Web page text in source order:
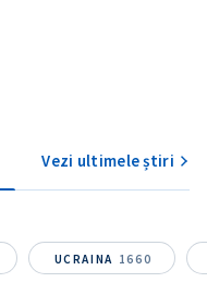
Vezi ultimele știri
UCRAINA 1660